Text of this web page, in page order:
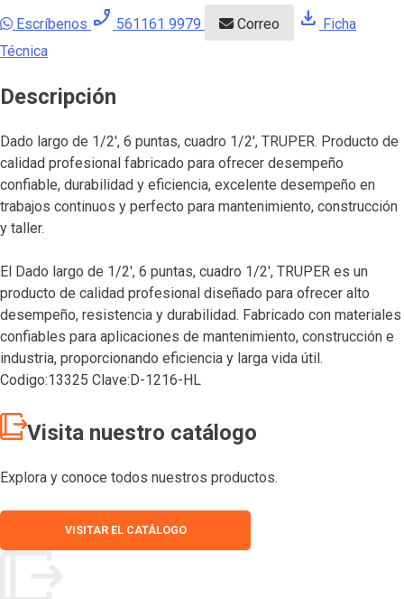
Escríbenos phone_enabled 561161 9979 Correo download Ficha
Técnica
Descripción
Dado largo de 1/2′, 6 puntas, cuadro 1/2′, TRUPER. Producto de
calidad profesional fabricado para ofrecer desempeño
confiable, durabilidad y eficiencia, excelente desempeño en
trabajos continuos y perfecto para mantenimiento, construcción
y taller.
El Dado largo de 1/2′, 6 puntas, cuadro 1/2′, TRUPER es un
producto de calidad profesional diseñado para ofrecer alto
desempeño, resistencia y durabilidad. Fabricado con materiales
confiables para aplicaciones de mantenimiento, construcción e
industria, proporcionando eficiencia y larga vida útil.
Codigo:13325 Clave:D-1216-HL
Visita nuestro catálogo
Explora y conoce todos nuestros productos.
VISITAR EL CATÁLOGO